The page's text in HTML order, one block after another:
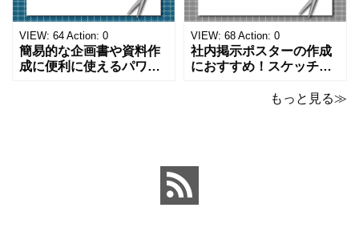
きる便利なフォーマット
になります。 文房具好き
の方、掲示ポスターを作
成をされたい方におす
やすく、壁に貼ってもか
わいいデザインです。お
子さんが見てもテンショ
ンが上がるテンプレ
VIEW: 64 Action: 0
簡易的な企画書や資料作
成に便利に使えるパワー
VIEW: 68 Action: 0
社内掲示ポスターの作成
におすすめ！スケッチブ
なパワーポイントのテン
トにおすすめします。 ダ
ウンロードしてテキス
もっと見る≫